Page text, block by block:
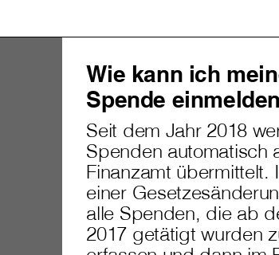
Wie kann ich
Spende
Seit dem Jahr 2018
Spenden automatisch
Finanzamt übermittelt.
einer
alle Spenden, die ab
2017 getätigt wurden